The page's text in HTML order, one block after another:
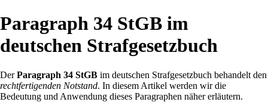
Paragraph 34 StGB im
deutschen Strafgesetzbuch
DerParagraph 34 StGB im deutschen Strafgesetzbuch behandelt den
rechtfertigenden Notstand. In diesem Artikel werden wir die
Bedeutung und Anwendung dieses Paragraphen näher erläutern.